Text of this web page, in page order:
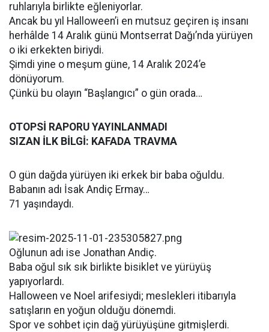
ruhlarıyla birlikte eğleniyorlar.
Ancak bu yıl Halloween’i en mutsuz geçiren iş insanı
herhâlde 14 Aralık günü Montserrat Dağı’nda yürüyen
o iki erkekten biriydi.
Şimdi yine o meşum güne, 14 Aralık 2024’e
dönüyorum.
Çünkü bu olayın “Başlangıcı” o gün orada…
OTOPSİ RAPORU YAYINLANMADI
SIZAN İLK BİLGİ: KAFADA TRAVMA
O gün dağda yürüyen iki erkek bir baba oğuldu.
Babanın adı İsak Andiç Ermay…
71 yaşındaydı.
Oğlunun adı ise Jonathan Andiç.
Baba oğul sık sık birlikte bisiklet ve yürüyüş
yapıyorlardı.
Halloween ve Noel arifesiydi; meslekleri itibarıyla
satışların en yoğun olduğu dönemdi.
Spor ve sohbet için dağ yürüyüşüne gitmişlerdi.